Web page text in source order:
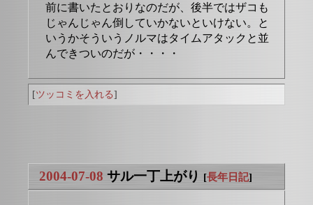
前に書いたとおりなのだが、後半ではザコも
じゃんじゃん倒していかないといけない。と
いうかそういうノルマはタイムアタックと並
んできついのだが・・・・
[ツッコミを入れる]
2004-07-08 サル一丁上がり [長年日記]